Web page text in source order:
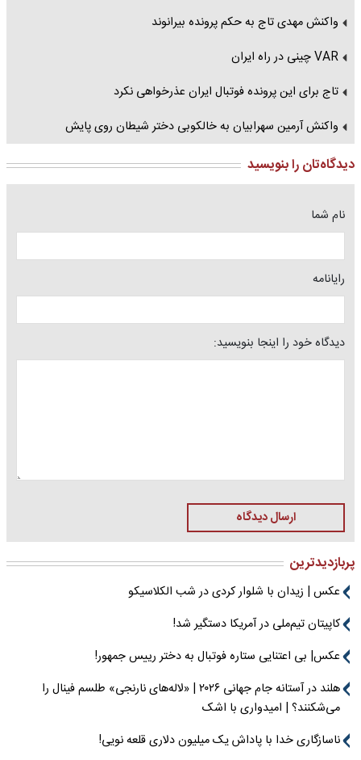
واکنش مهدی تاج به حکم پرونده بیرانوند
VAR چینی در راه ایران
تاج برای این پرونده فوتبال ایران عذرخواهی نکرد
واکنش آرمین سهرابیان به خالکوبی دختر شیطان روی پایش
دیدگاه‌تان را بنویسید
نام شما
رایانامه
دیدگاه خود را اینجا بنویسید:
ارسال دیدگاه
پربازدیدترین
عکس | زیدان با شلوار کردی در شب الکلاسیکو
کاپیتان تیم‌ملی در آمریکا دستگیر شد!
عکس| بی اعتنایی ستاره فوتبال به دختر رییس جمهور!
هلند در آستانه جام جهانی ۲۰۲۶ | «لاله‌های نارنجی» طلسم فینال را
می‌شکنند؟ | امیدواری با اشک
ناسازگاری خدا با پاداش یک میلیون دلاری قلعه نویی!